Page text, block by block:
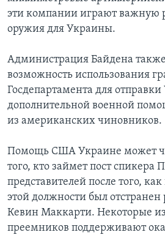
эти компании играют важную
оружия для Украины.
Администрация Байдена
возможность использования
Госдепартамента для
дополнительной военной
из американских чиновников.
Помощь США Украине может
того, кто займет пост спикера
представителей после того,
этой должности был отстранен
Кевин Маккарти. Некоторые
преемников поддерживают